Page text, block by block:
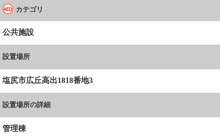
塩尻市広丘高出
カテゴリ
公共施設
設置場所
塩尻市広丘高出1818番地3
設置場所の詳細
管理棟